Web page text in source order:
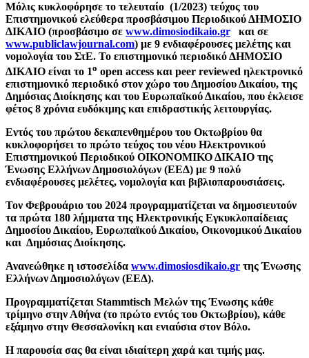
Μόλις κυκλοφόρησε το τελευταίο (1/2023) τεύχος του
Επιστημονικού ελεύθερα προσβάσιμου Περιοδικού ΔΗΜΟΣΙΟ
ΔΙΚΑΙΟ (προσβάσιμο σε www.dimosiodikaio.gr και σε
www.publiclawjournal.com) με 9 ενδιαφέρουσες μελέτης και
νομολογία του ΣτΕ. Το επιστημονικό περιοδικό ΔΗΜΟΣΙΟ
ΔΙΚΑΙΟ είναι το 1ο open access και peer reviewed ηλεκτρονικό
επιστημονικό περιοδικό στον χώρο του Δημοσίου Δικαίου, της
Δημόσιας Διοίκησης και του Ευρωπαϊκού Δικαίου, που έκλεισε
φέτος 8 χρόνια ευδόκιμης και επιδραστικής λειτουργίας.
Εντός του πρώτου δεκαπενθημέρου του Οκτωβρίου θα
κυκλοφορήσει το πρώτο τεύχος του νέου Ηλεκτρονικού
Επιστημονικού Περιοδικού ΟΙΚΟΝΟΜΙΚΟ ΔΙΚΑΙΟ της
Ένωσης Ελλήνων Δημοσιολόγων (ΕΕΔ) με 9 πολύ
ενδιαφέρουσες μελέτες, νομολογία και βιβλιοπαρουσιάσεις.
Τον Φεβρουάριο του 2024 προγραμματίζεται να δημοσιευτούν
τα πρώτα 180 λήμματα της Ηλεκτρονικής Εγκυκλοπαίδειας
Δημοσίου Δικαίου, Ευρωπαϊκού Δικαίου, Οικονομικού Δικαίου
και Δημόσιας Διοίκησης.
Ανανεώθηκε η ιστοσελίδα www.dimosiosdikaio.gr της Ένωσης
Ελλήνων Δημοσιολόγων (ΕΕΔ).
Προγραμματίζεται Stammtisch Μελών της Ένωσης κάθε
τρίμηνο στην Αθήνα (το πρώτο εντός του Οκτωβρίου), κάθε
εξάμηνο στην Θεσσαλονίκη και ενιαύσια στον Βόλο.
Η παρουσία σας θα είναι ιδιαίτερη χαρά και τιμής μας.